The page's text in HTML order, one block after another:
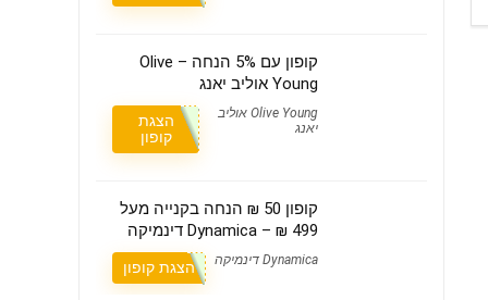
קופון עם 5% הנחה – Olive
Young אוליב יאנג
Olive Young אוליב
יאנג
הצגת
קופון
קופון 50 ₪ הנחה בקנייה מעל
499 ₪ – Dynamica דינמיקה
Dynamica דינמיקה הצגת קופון